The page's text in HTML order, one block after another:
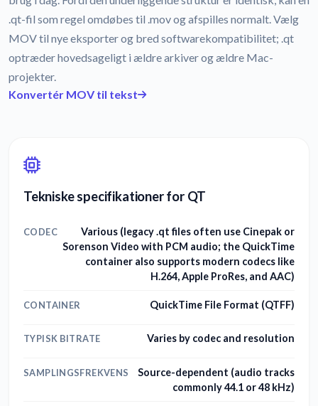
.qt-fil som regel omdøbes til .mov og afspilles normalt. Vælg
MOV til nye eksporter og bred softwarekompatibilitet; .qt
optræder hovedsageligt i ældre arkiver og ældre Mac-
projekter.
Konvertér MOV til tekst
Tekniske specifikationer for QT
CODEC
Various (legacy .qt files often use Cinepak or
Sorenson Video with PCM audio; the QuickTime
container also supports modern codecs like
H.264, Apple ProRes, and AAC)
CONTAINER QuickTime File Format (QTFF)
TYPISK BITRATE Varies by codec and resolution
SAMPLINGSFREKVENS
Source-dependent (audio tracks
commonly 44.1 or 48 kHz)